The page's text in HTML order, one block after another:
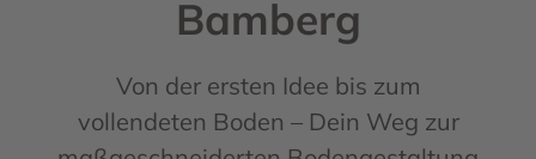
Bamberg
Von der ersten Idee bis zum
vollendeten Boden – Dein Weg zur